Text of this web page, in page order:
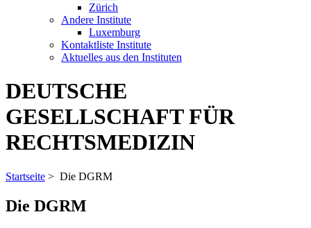
Zürich
Andere Institute
Luxemburg
Kontaktliste Institute
Aktuelles aus den Instituten
DEUTSCHE
GESELLSCHAFT FÜR
RECHTSMEDIZIN
Startseite > Die DGRM
Die DGRM